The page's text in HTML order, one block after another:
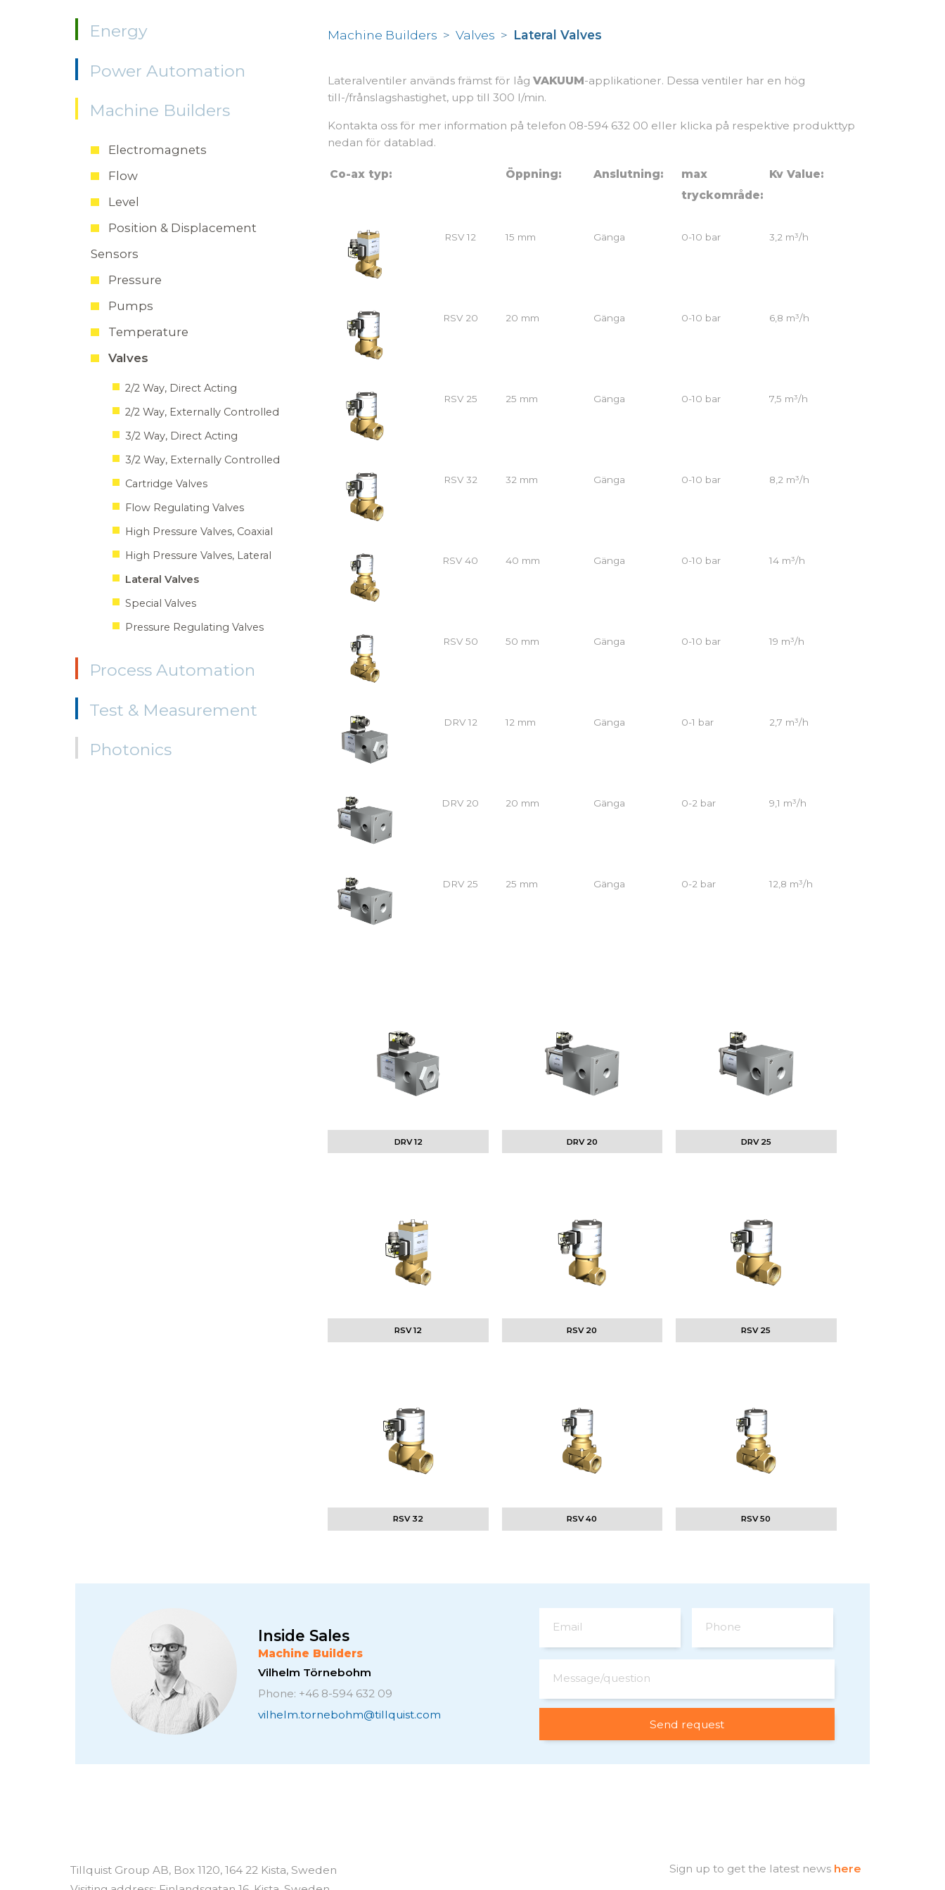
Energy
Power Automation
Machine Builders
Electromagnets
Flow
Level
Position & Displacement
Sensors
Pressure
Pumps
Temperature
Valves
2/2 Way, Direct Acting
2/2 Way, Externally Controlled
3/2 Way, Direct Acting
3/2 Way, Externally Controlled
Cartridge Valves
Flow Regulating Valves
High Pressure Valves, Coaxial
High Pressure Valves, Lateral
Lateral Valves
Special Valves
Pressure Regulating Valves
Process Automation
Test & Measurement
Photonics
Machine Builders >Valves > Lateral Valves
Lateralventiler används främst för lågVAKUUM-applikationer. Dessa ventiler har en hög
till-/frånslagshastighet, upp till 300 l/min.
Kontakta oss för mer information på telefon 08-594 632 00 eller klicka på respektive produkttyp
nedan för datablad.
Co-ax typ: Öppning: Anslutning:
max
tryckområde:
Kv Value:
RSV 12 15 mm Gänga 0-10 bar 3,2 m³/h
RSV 20 20 mm Gänga 0-10 bar 6,8 m³/h
RSV 25 25 mm Gänga 0-10 bar 7,5 m³/h
RSV 32 32 mm Gänga 0-10 bar 8,2 m³/h
RSV 40 40 mm Gänga 0-10 bar 14 m³/h
RSV 50 50 mm Gänga 0-10 bar 19 m³/h
DRV 12 12 mm Gänga 0-1 bar 2,7 m³/h
DRV 20 20 mm Gänga 0-2 bar 9,1 m³/h
DRV 25 25 mm Gänga 0-2 bar 12,8 m³/h
DRV 12 DRV 20 DRV 25
RSV 12 RSV 20 RSV 25
RSV 32 RSV 40 RSV 50
Inside Sales
Machine Builders
Vilhelm Törnebohm
Phone: +46 8-594 632 09
vilhelm.tornebohm@tillquist.com
Email Phone
Message/question
Tillquist Group AB, Box 1120, 164 22 Kista, Sweden
Sign up to get the latest news here